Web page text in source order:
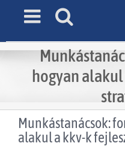
hogyan
Munkástanácsok:
alakul a kkv-k